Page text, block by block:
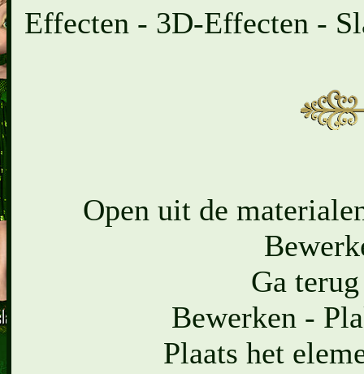
Effecten - 3D-Effecten -
Open uit de
Ga
Bewerken -
Plaats het